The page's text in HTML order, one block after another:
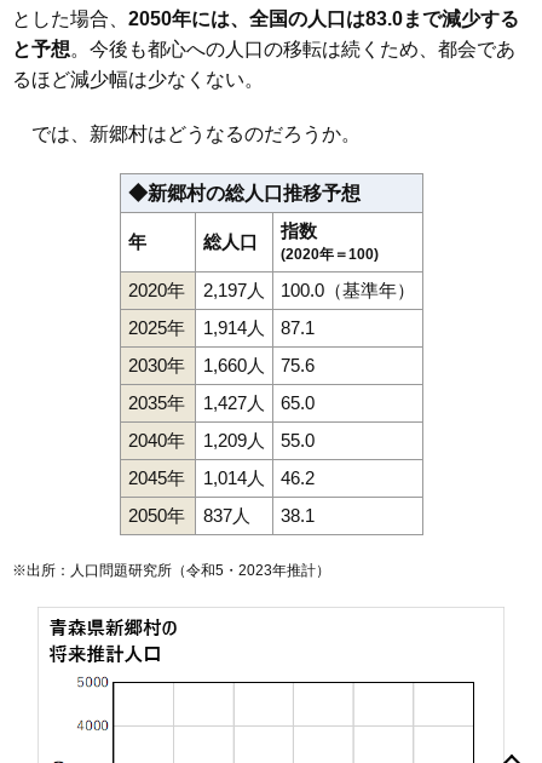
とした場合、 2050年には、全国の人口は83.0まで減少する
と予想。今後も都心への人口の移転は続くため、都会であ
るほど減少幅は少なくない。
では、新郷村はどうなるのだろうか。
◆新郷村の総人口推移予想
年 総人口
指数
(2020年＝100)
2020年 2,197人
100.0（基準年）
2025年
1,914人
87.1
2030年
1,660人
75.6
2035年
1,427人
65.0
2040年
1,209人
55.0
2045年
1,014人
46.2
2050年
837人 38.1
※出所：人口問題研究所（令和5・2023年推計）